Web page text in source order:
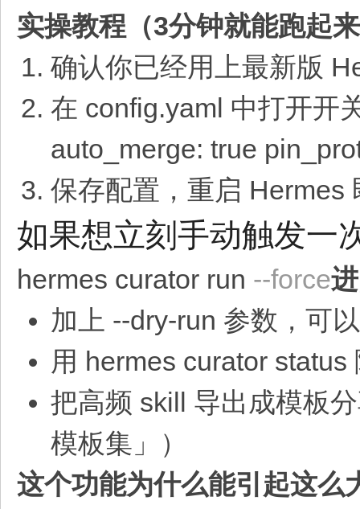
实操教程（3分钟就能跑起
确认你已经用上最新版
在 config.yaml 中打开开
auto_merge: true
保存配置，重启 Hermes
如果想立刻手动触发一
hermes curator run --force
加上 --dry-run 参数，可
用 hermes curator
把高频 skill 导出成模板
模板集」）
这个功能为什么能引起这么